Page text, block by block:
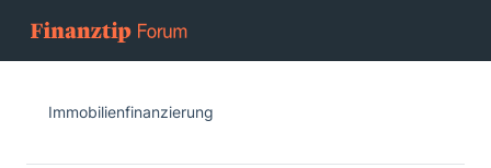
Immobilienfinanzierung